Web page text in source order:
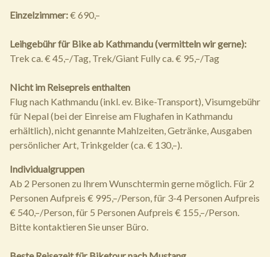
Einzelzimmer:€ 690,–
Leihgebühr für Bike ab Kathmandu (vermitteln wir gerne):
Trek ca. € 45,–/Tag, Trek/Giant Fully ca. € 95,–/Tag
Nicht im Reisepreis enthalten
Flug nach Kathmandu (inkl. ev. Bike-Transport), Visumgebühr
für Nepal (bei der Einreise am Flughafen in Kathmandu
erhältlich), nicht genannte Mahlzeiten, Getränke, Ausgaben
persönlicher Art, Trinkgelder (ca. € 130,–).
Individualgruppen
Ab 2 Personen zu Ihrem Wunschtermin gerne möglich. Für 2
Personen Aufpreis € 995,–/Person, für 3-4 Personen Aufpreis
€ 540,–/Person, für 5 Personen Aufpreis € 155,–/Person.
Bitte kontaktieren Sie unser Büro.